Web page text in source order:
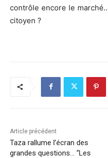
contrôle encore le
citoyen ?
Article précédent
Taza rallume l’écran des
grandes questions… “Les